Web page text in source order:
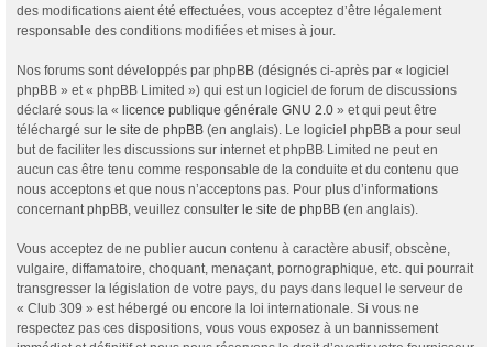
des modifications aient été effectuées, vous acceptez d’être légalement
responsable des conditions modifiées et mises à jour.
Nos forums sont développés par phpBB (désignés ci-après par « logiciel
phpBB » et « phpBB Limited ») qui est un logiciel de forum de discussions
déclaré sous la « licence publique générale GNU 2.0 » et qui peut être
téléchargé sur le site de phpBB (en anglais). Le logiciel phpBB a pour seul
but de faciliter les discussions sur internet et phpBB Limited ne peut en
aucun cas être tenu comme responsable de la conduite et du contenu que
nous acceptons et que nous n’acceptons pas. Pour plus d’informations
concernant phpBB, veuillez consulter le site de phpBB (en anglais).
Vous acceptez de ne publier aucun contenu à caractère abusif, obscène,
vulgaire, diffamatoire, choquant, menaçant, pornographique, etc. qui pourrait
transgresser la législation de votre pays, du pays dans lequel le serveur de
« Club 309 » est hébergé ou encore la loi internationale. Si vous ne
respectez pas ces dispositions, vous vous exposez à un bannissement